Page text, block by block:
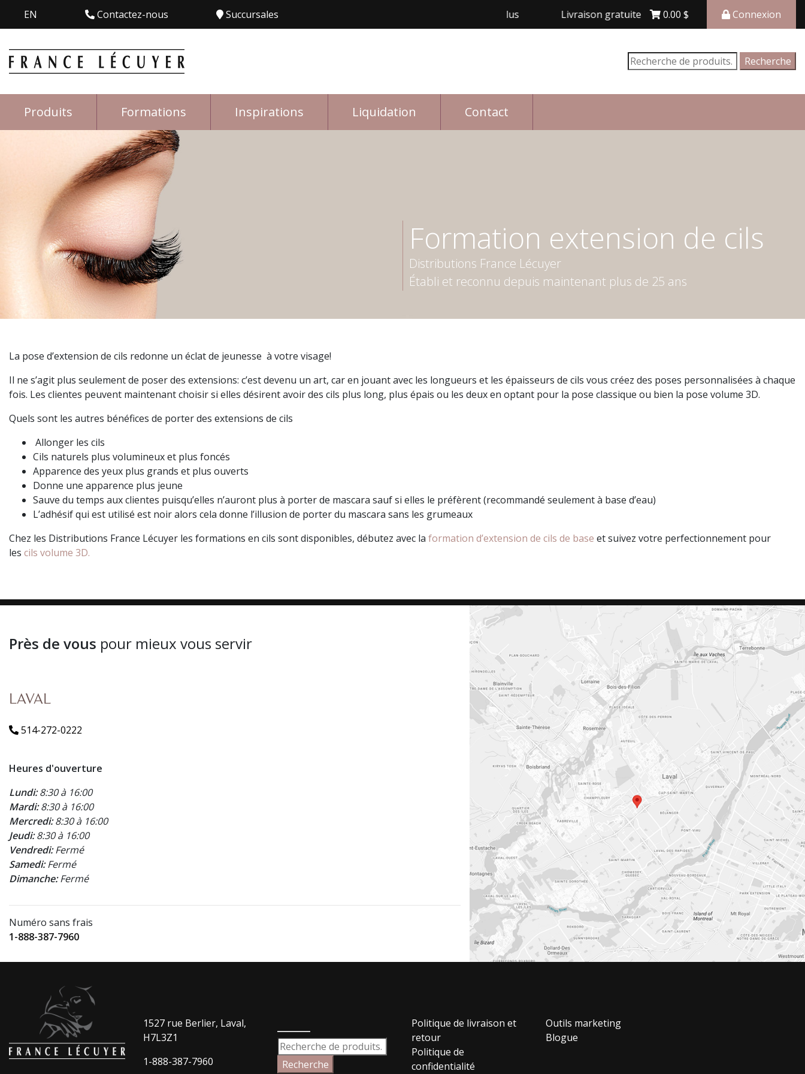
EN Contactez-nous Succursales Livraison gratuite avec achat de 150$ et plus
0.00 $ Connexion
Recherche
pour :
Recherche
Produits Formations Inspirations Liquidation Contact
Formation extension de cils
Distributions France Lécuyer
Établi et reconnu depuis maintenant plus de 25 ans
La pose d’extension de cils redonne un éclat de jeunesse à votre visage!
Il ne s’agit plus seulement de poser des extensions: c’est devenu un art, car en jouant avec les longueurs et les épaisseurs de cils vous créez des poses personnalisées à chaque
fois. Les clientes peuvent maintenant choisir si elles désirent avoir des cils plus long, plus épais ou les deux en optant pour la pose classique ou bien la pose volume 3D.
Quels sont les autres bénéfices de porter des extensions de cils
Allonger les cils
Cils naturels plus volumineux et plus foncés
Apparence des yeux plus grands et plus ouverts
Donne une apparence plus jeune
Sauve du temps aux clientes puisqu’elles n’auront plus à porter de mascara sauf si elles le préfèrent (recommandé seulement à base d’eau)
L’adhésif qui est utilisé est noir alors cela donne l’illusion de porter du mascara sans les grumeaux
Chez les Distributions France Lécuyer les formations en cils sont disponibles, débutez avec la formation d’extension de cils de base et suivez votre perfectionnement pour
les cils volume 3D.
Près de vous pour mieux vous servir
LAVAL
514-272-0222
Heures d'ouverture
Lundi:8:30 à 16:00
Mardi:8:30 à 16:00
Mercredi:8:30 à 16:00
Jeudi:8:30 à 16:00
Vendredi:Fermé
Samedi:Fermé
Dimanche:Fermé
Numéro sans frais
1-888-387-7960
1527 rue Berlier, Laval,
H7L3Z1
1-888-387-7960
Recherche
pour :
Recherche
Politique de livraison et
retour
Politique de
confidentialité
Outils marketing
Blogue